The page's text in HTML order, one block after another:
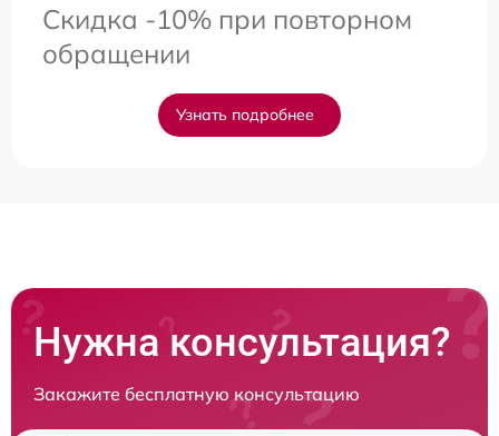
Скидка -10% при повторном
обращении
Узнать подробнее
Нужна консультация?
Закажите бесплатную консультацию